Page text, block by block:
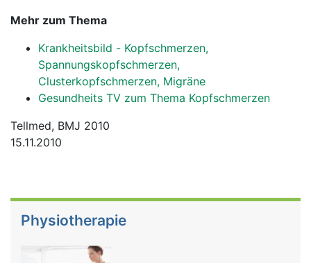
Mehr zum Thema
Krankheitsbild - Kopfschmerzen,
Spannungskopfschmerzen,
Clusterkopfschmerzen, Migräne
Gesundheits TV zum Thema Kopfschmerzen
Tellmed, BMJ 2010
15.11.2010
Physiotherapie